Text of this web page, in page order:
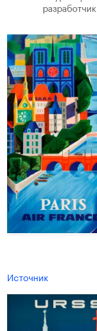
разработчик
Источник